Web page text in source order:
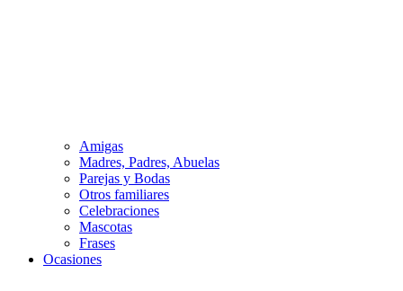
Amigas
Madres, Padres, Abuelas
Parejas y Bodas
Otros familiares
Celebraciones
Mascotas
Frases
Ocasiones